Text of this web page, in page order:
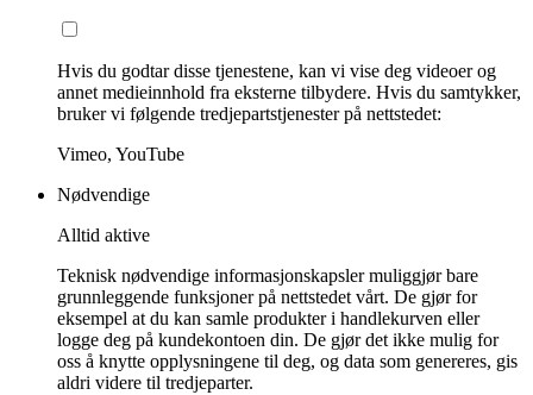
Hvis du godtar disse tjenestene, kan vi vise deg videoer og
annet medieinnhold fra eksterne tilbydere. Hvis du samtykker,
bruker vi følgende tredjepartstjenester på nettstedet:
Vimeo, YouTube
Nødvendige
Alltid aktive
Teknisk nødvendige informasjonskapsler muliggjør bare
grunnleggende funksjoner på nettstedet vårt. De gjør for
eksempel at du kan samle produkter i handlekurven eller
logge deg på kundekontoen din. De gjør det ikke mulig for
oss å knytte opplysningene til deg, og data som genereres, gis
aldri videre til tredjeparter.